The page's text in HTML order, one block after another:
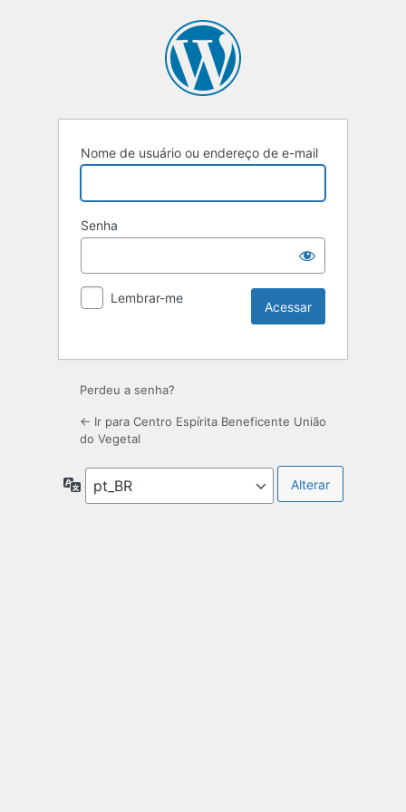
Nome de usuário ou endereço de e-mail
Senha
Lembrar-me
Perdeu a senha?
← Ir para Centro Espírita Beneficente União
do Vegetal
Idioma